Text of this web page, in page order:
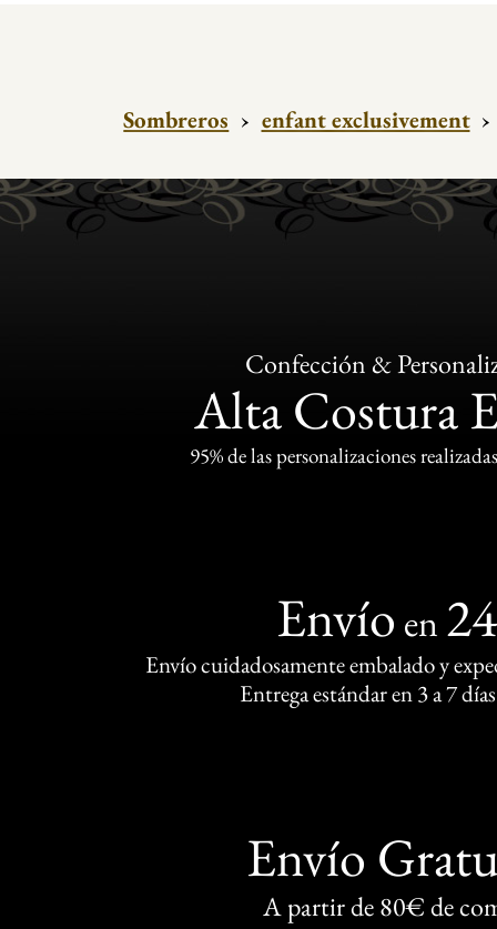
Sombreros › enfant exclusivement ›
Confección &
Alta Costura
95% de las personalizaciones
Envío en
Envío cuidadosamente embalado y
Entrega estándar en 3 a 7
Envío
A partir de 80€ de